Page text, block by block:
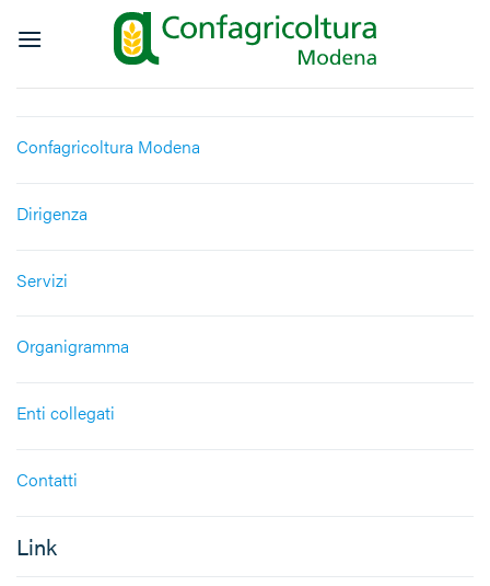
Confagricoltura Modena
Dirigenza
Servizi
Organigramma
Enti collegati
Contatti
Link